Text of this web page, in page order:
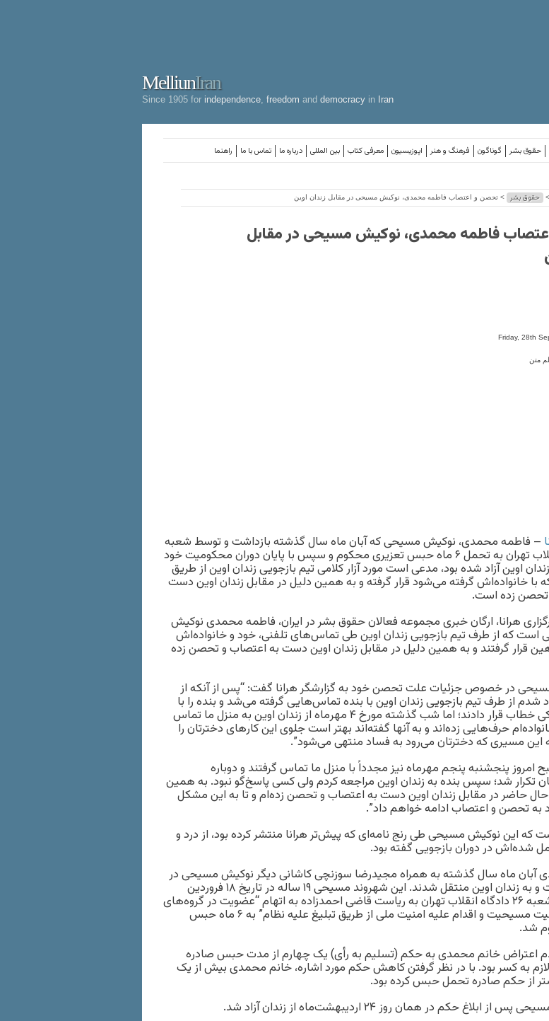
MelliunIran
Since 1905 for independence freedom and democracy in Iran
راهنما تماس با ما درباره ما بین المللی معرفی کتاب اپوزیسیون فرهنگ و هنر گوناگون حقوق بشر
> حقوق بشر > تحصن و اعتصاب فاطمه محمدی، نوکیش مسیحی در مقابل زندان اوین
فاطمه محمدی، نوکیش مسیحی در مقابل
Friday, 28th
متن
– فاطمه محمدی، نوکیش مسیحی که آبان ماه سال گذشته بازداشت و توسط شعبه
۲۶ دادگاه انقلاب تهران به تحمل ۶ ماه حبس تعزیری محکوم و سپس با پایان دوران محکومیت خود
اوین آزاد شده بود، مدعی است مورد آزار کلامی تیم بازجویی زندان اوین از طریق
خانواده‌اش گرفته می‌شود قرار گرفته و به همین دلیل در مقابل زندان اوین دست
تحصن زده است.
هرانا، ارگان خبری مجموعه فعالان حقوق بشر در ایران، فاطمه محمدی نوکیش
که از طرف تیم بازجویی زندان اوین طی تماس‌های تلفنی، خود و خانواده‌اش
قرار گرفتند و به همین دلیل در مقابل زندان اوین دست به اعتصاب و تحصن زده
در خصوص جزئیات علت تحصن خود به گزارشگر هرانا گفت: “پس از آنکه از
شدم از طرف تیم بازجویی زندان اوین با بنده تماس‌هایی گرفته می‌شد و بنده را با
حرف‌های رکیکی خطاب قرار دادند؛ اما شب گذشته مورخ ۴ مهر‌ماه از زندان اوین به منزل ما تماس
حرف‌هایی زده‌اند و به آنها گفته‌اند بهتر است جلوی این کارهای دخترتان را
این مسیری که دخترتان می‌رود به فساد منتهی می‌شود”.
امروز پنجشنبه پنجم مهر‌ماه نیز مجدداً با منزل ما تماس گرفتند و دوباره
شد؛ سپس بنده به زندان اوین مراجعه کردم ولی کسی پاسخ‌گو نبود. به همین
حال حاضر در مقابل زندان اوین دست به اعتصاب و تحصن زده‌ام و تا به این مشکل
به تحصن و اعتصاب ادامه خواهم داد”.
که این نوکیش مسیحی طی رنج نامه‌ای که پیش‌تر هرانا منتشر کرده بود، از درد و
شده‌اش در دوران بازجویی گفته بود.
آبان ماه سال گذشته به همراه مجیدرضا سوزنچی کاشانی دیگر نوکیش مسیحی در
تهران بازداشت و به زندان اوین منتقل شدند. این شهروند مسیحی ۱۹ ساله در تاریخ ۱۸ فروردین
۱۳۹۷ توسط شعبه ۲۶ دادگاه انقلاب تهران به ریاست قاضی احمدزاده به اتهام “عضویت در گروه‌های
تبشیری، فعالیت مسیحیت و اقدام علیه امنیت ملی از طریق تبلیغ علیه نظام” به ۶ ماه حبس
شد.
اعتراض خانم محمدی به حکم (تسلیم به رأی) یک چهارم از مدت حبس صادره
به کسر بود. با در نظر گرفتن کاهش حکم مورد اشاره، خانم محمدی بیش از یک
از حکم صادره تحمل حبس کرده بود.
ابلاغ حکم در همان روز ۲۴ اردیبهشت‌ماه از زندان آزاد شد.